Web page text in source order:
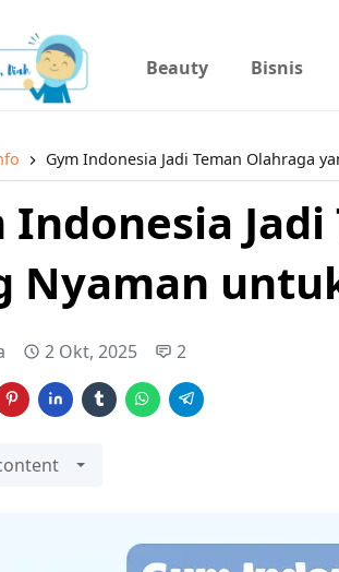
Beauty Bisnis
Gym Indonesia Jadi Teman Olahraga
Indonesia
Nyaman
2 Okt, 2025 2